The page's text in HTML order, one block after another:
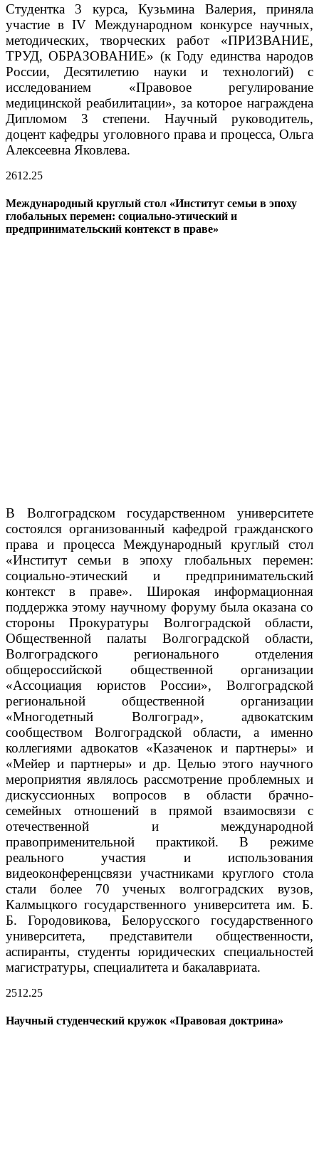
Студентка 3 курса, Кузьмина Валерия, приняла
участие в IV Международном конкурсе научных,
методических, творческих работ «ПРИЗВАНИЕ,
ТРУД, ОБРАЗОВАНИЕ» (к Году единства народов
России, Десятилетию науки и технологий) с
исследованием «Правовое регулирование
медицинской реабилитации», за которое награждена​
Дипломом 3 степени. Научный руководитель,
доцент кафедры уголовного права и процесса, Ольга
Алексеевна Яковлева.
2612.25
Международный круглый стол «Институт семьи в эпоху
глобальных перемен: социально-этический и
предпринимательский контекст в праве»
В Волгоградском государственном университете
состоялся организованный кафедрой гражданского
права и процесса Международный круглый стол
«Институт семьи в эпоху глобальных перемен:
социально-этический и предпринимательский
контекст в праве». Широкая информационная
поддержка этому научному форуму была оказана со
стороны Прокуратуры Волгоградской области,
Общественной палаты Волгоградской области,
Волгоградского регионального отделения
общероссийской общественной организации
«Ассоциация юристов России», Волгоградской
региональной общественной организации
«Многодетный Волгоград», адвокатским
сообществом Волгоградской области, а именно
коллегиями адвокатов «Казаченок и партнеры» и
«Мейер и партнеры» и др. Целью этого научного
мероприятия являлось рассмотрение проблемных и
дискуссионных вопросов в области брачно-
семейных отношений в прямой взаимосвязи с
отечественной и международной
правоприменительной практикой. В режиме
реального участия и использования
видеоконференцсвязи участниками круглого стола
стали более 70 ученых волгоградских вузов,
Калмыцкого государственного университета им. Б.
Б. Городовикова, Белорусского государственного
университета, представители общественности,
аспиранты, студенты юридических специальностей
магистратуры, специалитета и бакалавриата.
2512.25
Научный студенческий кружок «Правовая доктрина»